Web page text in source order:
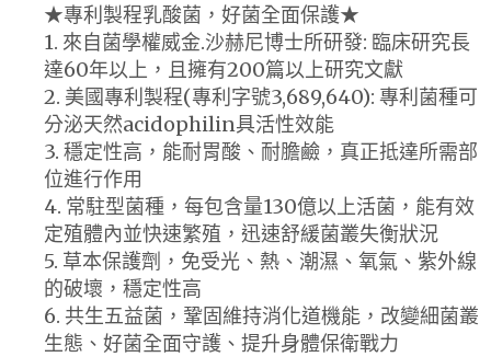
★專利製程乳酸菌，好菌全面保護★
1. 來自菌學權威金.沙赫尼博士所研發: 臨床研究長
達60年以上，且擁有200篇以上研究文獻
2. 美國專利製程(專利字號3,689,640): 專利菌種可
分泌天然acidophilin具活性效能
3. 穩定性高，能耐胃酸、耐膽鹼，真正抵達所需部
位進行作用
4. 常駐型菌種，每包含量130億以上活菌，能有效
定殖體內並快速繁殖，迅速舒緩菌叢失衡狀況
5. 草本保護劑，免受光、熱、潮濕、氧氣、紫外線
的破壞，穩定性高
6. 共生五益菌，鞏固維持消化道機能，改變細菌叢
生態、好菌全面守護、提升身體保衛戰力